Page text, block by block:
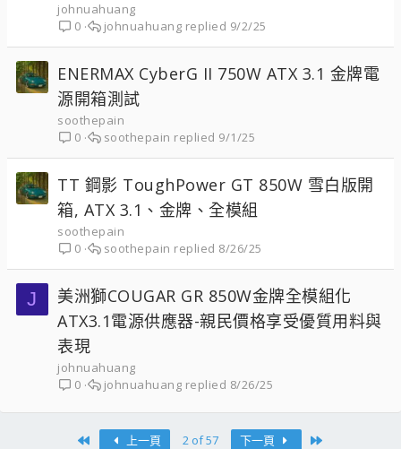
johnuahuang
0
9/2/25
johnuahuang
ENERMAX CyberG II 750W ATX 3.1 金牌電
源開箱測試
soothepain
0
9/1/25
soothepain
TT 鋼影 ToughPower GT 850W 雪白版開
箱, ATX 3.1、金牌、全模組
soothepain
0
8/26/25
soothepain
J
美洲獅COUGAR GR 850W金牌全模組化
ATX3.1電源供應器-親民價格享受優質用料與
表現
johnuahuang
0
8/26/25
johnuahuang
上一頁 2 of 57 下一頁